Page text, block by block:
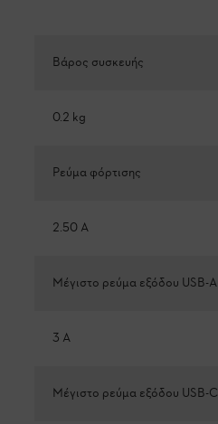
Βάρος συσκευής
0.2 kg
Ρεύμα φόρτισης
2.50 A
Μέγιστο ρεύμα εξόδου USB-A
3 A
Μέγιστο ρεύμα εξόδου USB-C